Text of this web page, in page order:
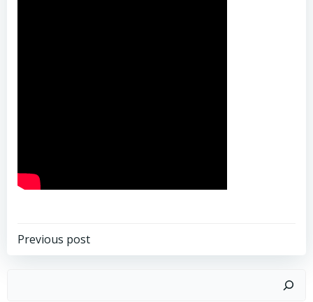
Post
Previous post